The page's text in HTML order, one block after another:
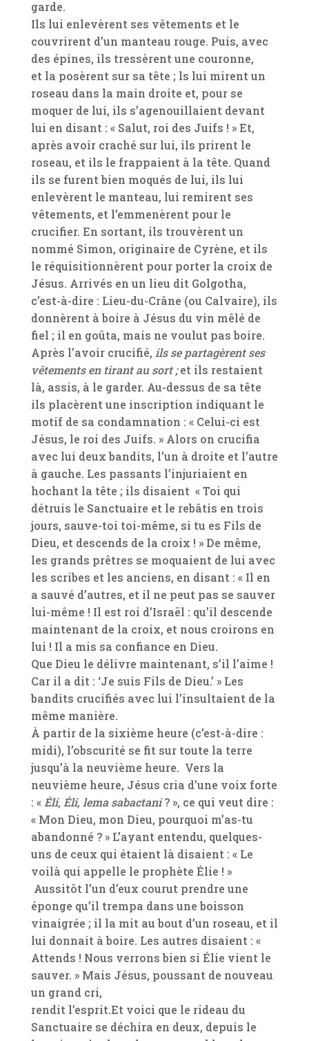
garde.
Ils lui enlevèrent ses vêtements et le
couvrirent d’un manteau rouge. Puis, avec
des épines, ils tressèrent une couronne,
et la posèrent sur sa tête ; ls lui mirent un
roseau dans la main droite et, pour se
moquer de lui, ils s’agenouillaient devant
lui en disant : « Salut, roi des Juifs ! » Et,
après avoir craché sur lui, ils prirent le
roseau, et ils le frappaient à la tête. Quand
ils se furent bien moqués de lui, ils lui
enlevèrent le manteau, lui remirent ses
vêtements, et l’emmenèrent pour le
crucifier. En sortant, ils trouvèrent un
nommé Simon, originaire de Cyrène, et ils
le réquisitionnèrent pour porter la croix de
Jésus. Arrivés en un lieu dit Golgotha,
c’est-à-dire : Lieu-du-Crâne (ou Calvaire), ils
donnèrent à boire à Jésus du vin mêlé de
fiel ; il en goûta, mais ne voulut pas boire.
Après l’avoir crucifié, ils se partagèrent ses
vêtements en tirant au sort ;et ils restaient
là, assis, à le garder. Au-dessus de sa tête
ils placèrent une inscription indiquant le
motif de sa condamnation : « Celui-ci est
Jésus, le roi des Juifs. » Alors on crucifia
avec lui deux bandits, l’un à droite et l’autre
à gauche. Les passants l’injuriaient en
hochant la tête ; ils disaient « Toi qui
détruis le Sanctuaire et le rebâtis en trois
jours, sauve-toi toi-même, si tu es Fils de
Dieu, et descends de la croix ! » De même,
les grands prêtres se moquaient de lui avec
les scribes et les anciens, en disant : « Il en
a sauvé d’autres, et il ne peut pas se sauver
lui-même ! Il est roi d’Israël : qu’il descende
maintenant de la croix, et nous croirons en
lui ! Il a mis sa confiance en Dieu.
Que Dieu le délivre maintenant, s’il l’aime !
Car il a dit : ‘Je suis Fils de Dieu.’ » Les
bandits crucifiés avec lui l’insultaient de la
même manière.
À partir de la sixième heure (c’est-à-dire :
midi), l’obscurité se fit sur toute la terre
jusqu’à la neuvième heure. Vers la
neuvième heure, Jésus cria d’une voix forte
: « Éli, Éli, lema sabactani? », ce qui veut dire :
« Mon Dieu, mon Dieu, pourquoi m’as-tu
abandonné ? » L’ayant entendu, quelques-
uns de ceux qui étaient là disaient : « Le
voilà qui appelle le prophète Élie ! »
Aussitôt l’un d’eux courut prendre une
éponge qu’il trempa dans une boisson
vinaigrée ; il la mit au bout d’un roseau, et il
lui donnait à boire. Les autres disaient : «
Attends ! Nous verrons bien si Élie vient le
sauver. » Mais Jésus, poussant de nouveau
un grand cri,
rendit l’esprit.Et voici que le rideau du
Sanctuaire se déchira en deux, depuis le